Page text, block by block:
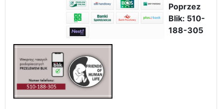
Poprzez
Blik: 510-
188-305